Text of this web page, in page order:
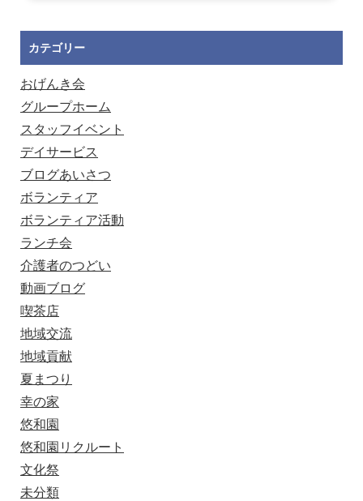
カテゴリー
おげんき会
グループホーム
スタッフイベント
デイサービス
ブログあいさつ
ボランティア
ボランティア活動
ランチ会
介護者のつどい
動画ブログ
喫茶店
地域交流
地域貢献
夏まつり
幸の家
悠和園
悠和園リクルート
文化祭
未分類